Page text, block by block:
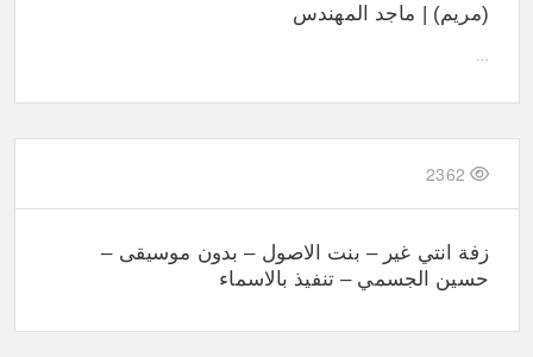
(مريم) | ماجد المهندس
2362
زفة انتي غير – بنت الاصول – بدون موسيقى –
حسين الجسمي – تنفيذ بالاسماء